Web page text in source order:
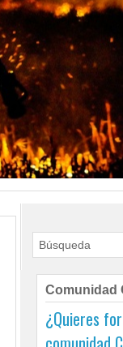
Comunidad
¿Quieres